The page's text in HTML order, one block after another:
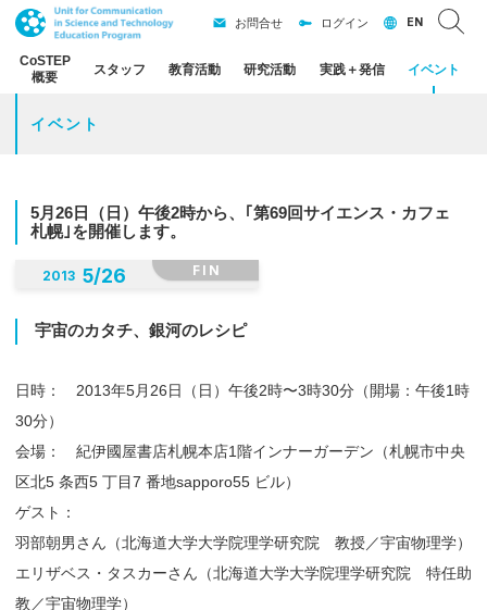
CoSTEP
概要
スタッフ 教育活動 研究活動 実践＋発信 イベント
お問合せ ログイン EN
イベント
5月 26 日 （日） 午後2時から、 ｢第69回サイエンス ・ カフェ
札幌｣を開催します。
FIN
2013 5/26
宇宙のカタチ、 銀河のレシピ
日時： 2013年5月26日（日）午後2時〜3時30分（開場：午後1時
30分）
会場： 紀伊國屋書店札幌本店1階インナーガーデン（札幌市中央
区北5 条西5 丁目7 番地sapporo55 ビル）
ゲスト：
羽部朝男さん（北海道大学大学院理学研究院 教授／宇宙物理学）
エリザベス・タスカーさん（北海道大学大学院理学研究院 特任助
教／宇宙物理学）